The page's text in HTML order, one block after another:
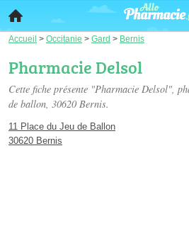
Accueil > Occitanie > Gard > Bernis
Pharmacie Delsol
Cette fiche présente "Pharmacie Delsol",
de ballon, 30620 Bernis.
11 Place du Jeu de Ballon
30620 Bernis